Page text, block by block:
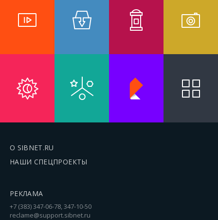
О SIBNET.RU
НАШИ СПЕЦПРОЕКТЫ
РЕКЛАМА
+7 (383) 347-06-78, 347-10-50
reclame@support.sibnet.ru